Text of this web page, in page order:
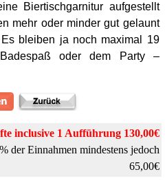
Biertischgarnitur aufgestellt
mehr oder minder gut gelaunt
bleiben ja noch maximal 19
oder dem Party –
inclusive 1 Aufführung 130,00€
der Einnahmen mindestens jedoch
65,00€